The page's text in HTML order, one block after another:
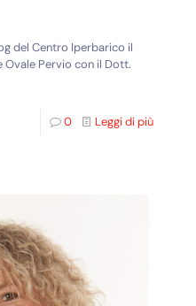
del Centro Iperbarico il
Pervio con il Dott.
0 Leggi di più